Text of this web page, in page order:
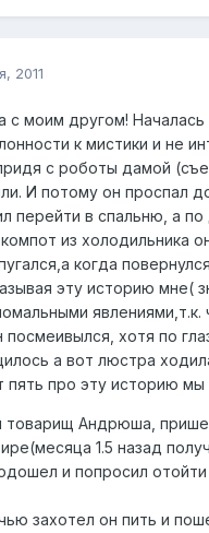
2011
с моим другом!
к мистики и не
с роботы дамой
И потому он проспал
перейти в спальню, а
из холодильника
когда
эту историю мне(
хотя по
а вот люстра
про эту историю мы
товарищ Андрюша,
1.5 назад
и попросил
захотел он пить и